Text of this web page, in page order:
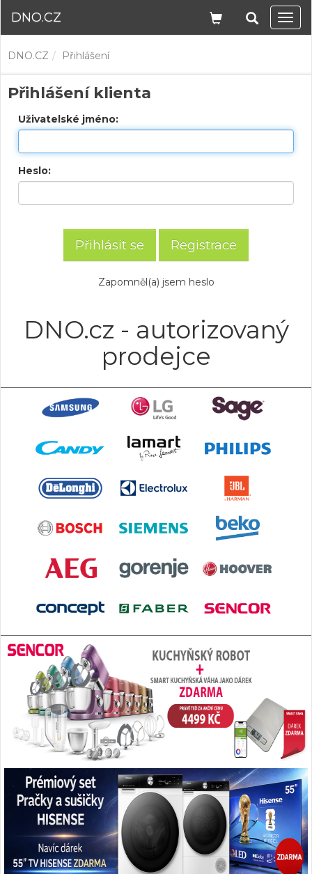
DNO.CZ
DNO.CZ Přihlášení
Přihlášení klienta
Uživatelské jméno:
Heslo:
Registrace
Zapomněl(a) jsem heslo
DNO.cz - autorizovaný
prodejce